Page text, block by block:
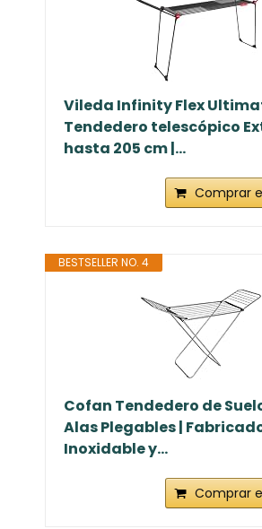
Vileda Infinity Flex
Tendedero telescópico
hasta 205 cm |...
Comprar
BESTSELLER NO. 4
Cofan Tendedero de
Alas Plegables |
Inoxidable y...
Comprar